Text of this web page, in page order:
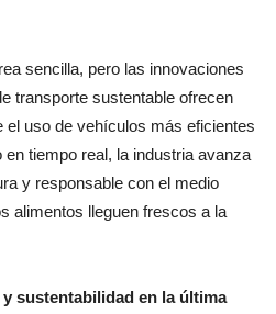
sencilla, pero las innovaciones
transporte sustentable ofrecen
uso de vehículos más eficientes
tiempo real, la industria avanza
y responsable con el medio
alimentos lleguen frescos a la
sustentabilidad en la última